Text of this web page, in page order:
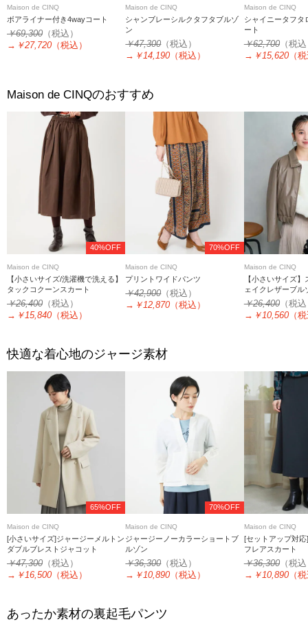
Maison de CINQ
ボアライナー付き4wayコート
￥69,300 （税込）
→ ￥27,720 （税込）
Maison de CINQ
シャンブレーシルクタフタブルゾ
ン
￥47,300（税込）
→ ￥14,190 （税込）
Maison de CINQ
シャイニータフタ
ート
￥62,700（税
→ ￥15,620（
Maison de CINQのおすすめ
40%OFF
Maison de CINQ
【小さいサイズ/洗濯機で洗える】
タックコクーンスカート
￥26,400 （税込）
→ ￥15,840 （税込）
70%OFF
Maison de CINQ
プリントワイドパンツ
￥42,900（税込）
→ ￥12,870 （税込）
Maison de CINQ
【小さいサイズ
ェイクレザーブル
￥26,400（税
→ ￥10,560（
快適な着心地のジャージ素材
65%OFF
Maison de CINQ
[小さいサイズ]ジャージーメルトン
ダブルブレストジャコット
￥47,300 （税込）
→ ￥16,500 （税込）
70%OFF
Maison de CINQ
ジャージーノーカラーショートブ
ルゾン
￥36,300（税込）
→ ￥10,890 （税込）
Maison de CINQ
[セットアップ対
フレアスカート
￥36,300（税
→ ￥10,890（
あったか素材の裏起毛パンツ